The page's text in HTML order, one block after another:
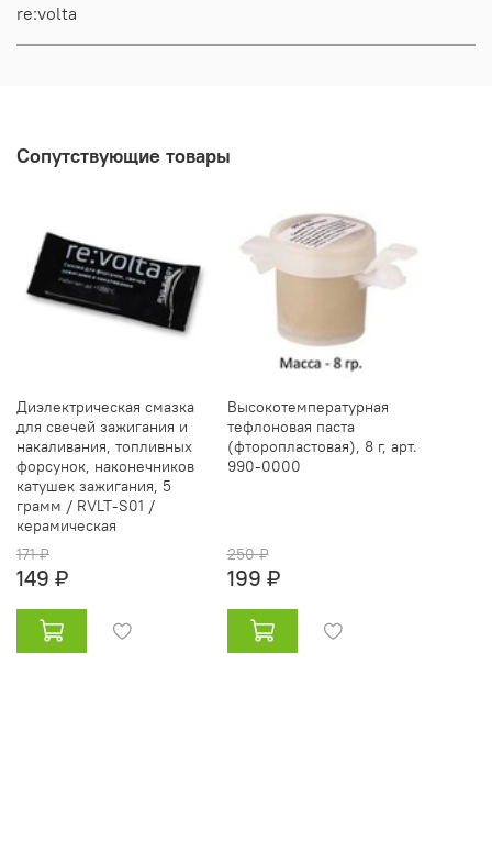
re:volta
Сопутствующие товары
Диэлектрическая смазка
для свечей зажигания и
накаливания, топливных
форсунок, наконечников
катушек зажигания, 5
грамм / RVLT-S01 /
керамическая
171 ₽
149 ₽
Высокотемпературная
тефлоновая паста
(фторопластовая), 8 г, арт.
990-0000
250 ₽
199 ₽